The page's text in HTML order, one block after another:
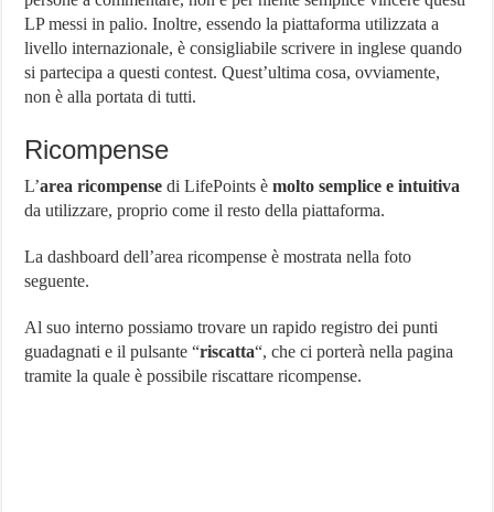
LP messi in palio. Inoltre, essendo la piattaforma utilizzata a
livello internazionale, è consigliabile scrivere in inglese quando
si partecipa a questi contest. Quest’ultima cosa, ovviamente,
non è alla portata di tutti.
Ricompense
L’area ricompense di LifePoints èmolto semplice e intuitiva
da utilizzare, proprio come il resto della piattaforma.
La dashboard dell’area ricompense è mostrata nella foto
seguente.
Al suo interno possiamo trovare un rapido registro dei punti
guadagnati e il pulsante “riscatta“, che ci porterà nella pagina
tramite la quale è possibile riscattare ricompense.